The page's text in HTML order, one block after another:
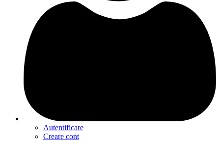
Autentificare
Creare cont